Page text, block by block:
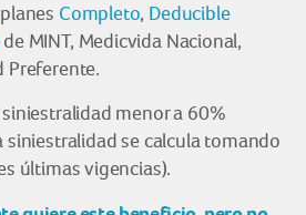
Completo, Deducible
de MINT, Medicvida Nacional,
Preferente.
menor a 60%
siniestralidad se calcula tomando
últimas vigencias).